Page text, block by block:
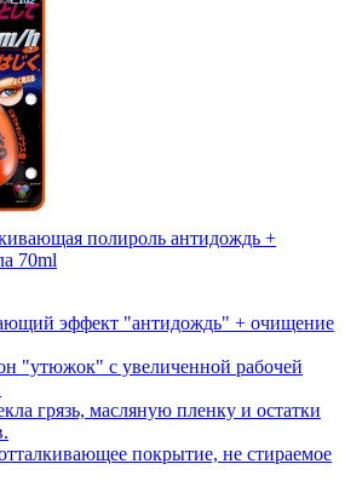
полироль антидождь +
70ml
эффект "антидождь" + очищение
"утюжок" с увеличенной рабочей
грязь, масляную пленку и остатки
покрытие, не стираемое